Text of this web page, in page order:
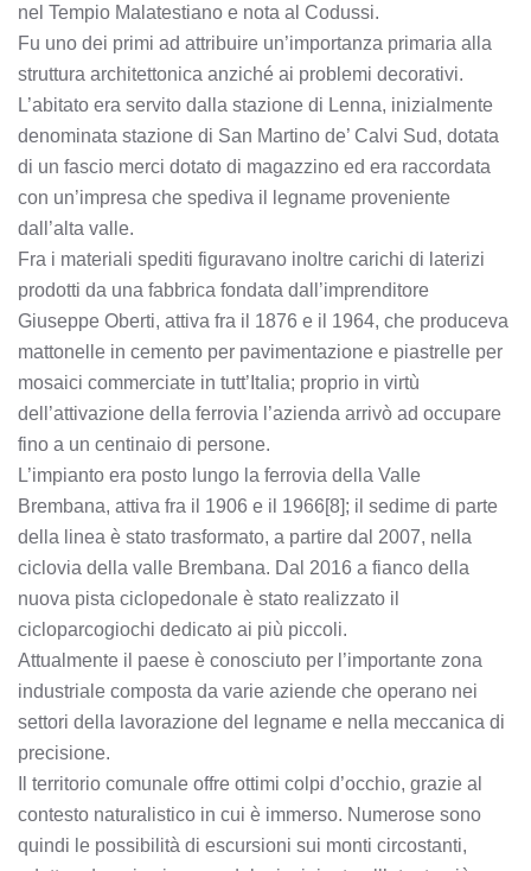
nel Tempio Malatestiano e nota al Codussi.
Fu uno dei primi ad attribuire un’importanza primaria alla
struttura architettonica anziché ai problemi decorativi.
L’abitato era servito dalla stazione di Lenna, inizialmente
denominata stazione di San Martino de’ Calvi Sud, dotata
di un fascio merci dotato di magazzino ed era raccordata
con un’impresa che spediva il legname proveniente
dall’alta valle.
Fra i materiali spediti figuravano inoltre carichi di laterizi
prodotti da una fabbrica fondata dall’imprenditore
Giuseppe Oberti, attiva fra il 1876 e il 1964, che produceva
mattonelle in cemento per pavimentazione e piastrelle per
mosaici commerciate in tutt’Italia; proprio in virtù
dell’attivazione della ferrovia l’azienda arrivò ad occupare
fino a un centinaio di persone.
L’impianto era posto lungo la ferrovia della Valle
Brembana, attiva fra il 1906 e il 1966[8]; il sedime di parte
della linea è stato trasformato, a partire dal 2007, nella
ciclovia della valle Brembana. Dal 2016 a fianco della
nuova pista ciclopedonale è stato realizzato il
cicloparcogiochi dedicato ai più piccoli.
Attualmente il paese è conosciuto per l’importante zona
industriale composta da varie aziende che operano nei
settori della lavorazione del legname e nella meccanica di
precisione.
Il territorio comunale offre ottimi colpi d’occhio, grazie al
contesto naturalistico in cui è immerso. Numerose sono
quindi le possibilità di escursioni sui monti circostanti,